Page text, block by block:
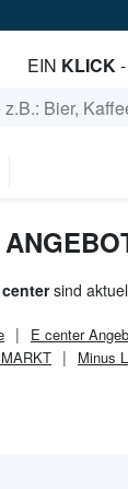
EIN KLICK-
centersind
E center
Minus